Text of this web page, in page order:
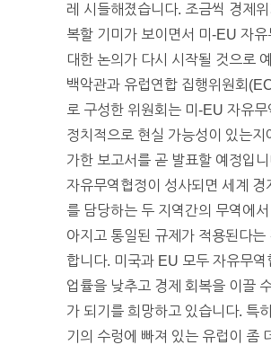
레 시들해졌습니다. 조금씩 경제위
복할 기미가 보이면서 미-EU 자유
대한 논의가 다시 시작될 것으로
백악관과 유럽연합 집행위원회
로 구성한 위원회는 미-EU 자유무
정치적으로 현실 가능성이 있는지
가한 보고서를 곧 발표할 예정입니
자유무역협정이 성사되면 세계 경
를 담당하는 두 지역간의 무역에
아지고 통일된 규제가 적용된다는
합니다. 미국과 EU 모두 자유무역
업률을 낮추고 경제 회복을 이끌
가 되기를 희망하고 있습니다. 특
기의 수렁에 빠져 있는 유럽이 좀